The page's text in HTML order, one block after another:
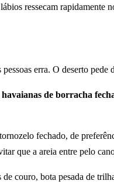
ressecam rapidamente
erra. O deserto pede
de borracha
fechado, de
que a areia entre pelo
de couro, bota pesada de